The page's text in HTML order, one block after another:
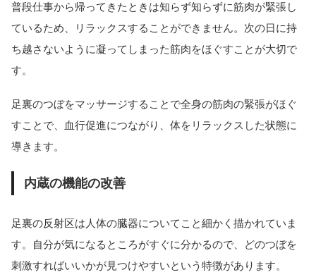
普段仕事から帰ってきたときは知らず知らずに筋肉が緊張し
ているため、リラックスすることができません。次の日に持
ち越さないように凝ってしまった筋肉をほぐすことが大切で
す。
足裏のつぼをマッサージすることで全身の筋肉の緊張がほぐ
すことで、血行促進につながり、体をリラックスした状態に
導きます。
内蔵の機能の改善
足裏の反射区は人体の臓器についてこと細かく描かれていま
す。自分が気になるところがすぐに分かるので、どのつぼを
刺激すればいいかが見つけやすいという特徴があります。